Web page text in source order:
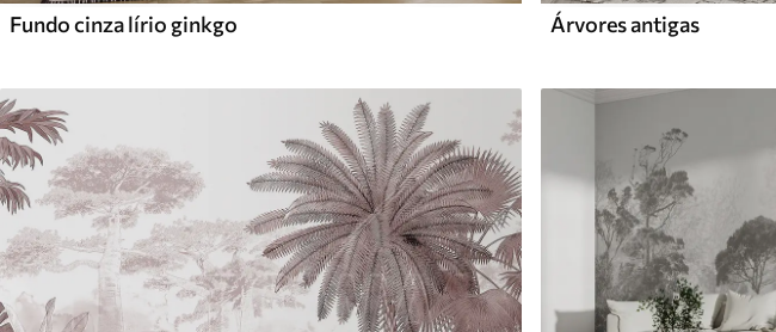
Fundo cinza lírio ginkgo Árvores antigas